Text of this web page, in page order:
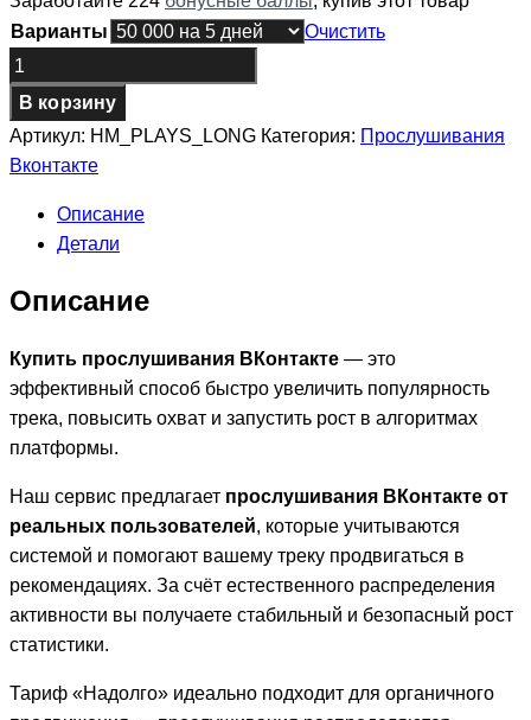
Варианты
Очистить
Количество
товара
Купить
прослушивания
ВКонтакте
Надолго
В корзину
Артикул: HM_PLAYS_LONG Категория: Прослушивания
Вконтакте
Описание
Детали
Описание
Купить прослушивания ВКонтакте — это
эффективный способ быстро увеличить популярность
трека, повысить охват и запустить рост в алгоритмах
платформы.
Наш сервис предлагает прослушивания ВКонтакте от
реальных пользователей, которые учитываются
системой и помогают вашему треку продвигаться в
рекомендациях. За счёт естественного распределения
активности вы получаете стабильный и безопасный рост
статистики.
Тариф «Надолго» идеально подходит для органичного